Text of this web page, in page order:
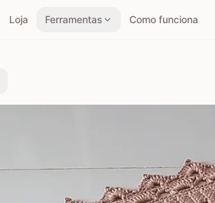
Loja Ferramentas Como funciona